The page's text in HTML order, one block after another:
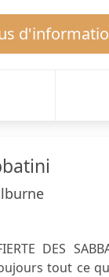
DES
tout ce